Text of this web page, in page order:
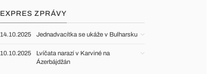
EXPRES ZPRÁVY
14.10.2025 Jednadvacítka se ukáže v Bulharsku
10.10.2025
Lvíčata narazí v Karviné na
Ázerbájdžán